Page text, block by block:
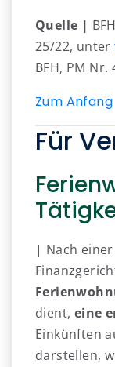
Quelle |
25/22, unter
BFH, PM
Zum Anfang
Für
| Nach
dient, eine
Einkünften
darstellen,